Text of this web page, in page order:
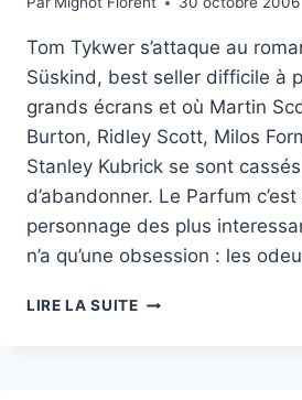
Tom Tykwer s’attaque au
Süskind, best seller difficile à
grands écrans et où Martin
Burton, Ridley Scott, Milos
Stanley Kubrick se sont
d’abandonner. Le Parfum
personnage des plus
n’a qu’une obsession : les
LIRE LA SUITELE